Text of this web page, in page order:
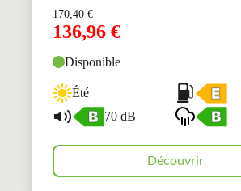
170,40€
136,96 €
Disponible
Été
70 dB
Découvrir